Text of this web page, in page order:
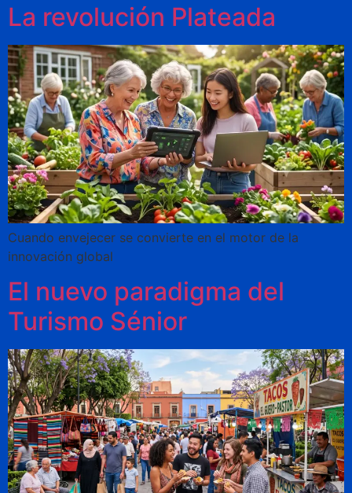
La revolución Plateada
Cuando envejecer se convierte en el motor de la
innovación global
El nuevo paradigma del
Turismo Sénior